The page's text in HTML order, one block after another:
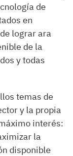
de
en
lograr ara
de la
y todas
temas de
y la propia
interés:
la
disponible